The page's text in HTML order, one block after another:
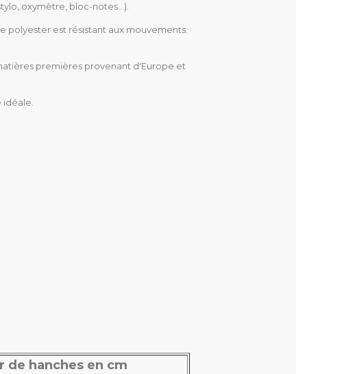
oxymètre, bloc-notes…).
polyester est résistant aux mouvements.
premières provenant d'Europe et
de hanches en cm
kimono